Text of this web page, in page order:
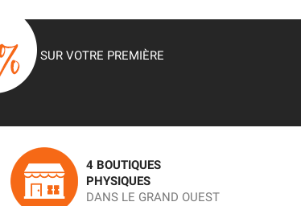
SUR VOTRE PREMIÈRE
4 BOUTIQUES
PHYSIQUES
DANS LE GRAND OUEST